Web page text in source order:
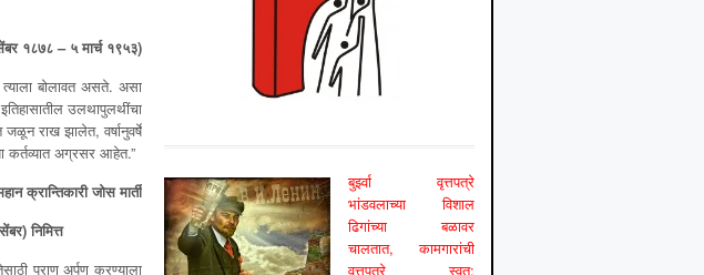
१८७८ – ५ मार्च १९५३)
बोलावत असते. असा
उलथापुलथींचा
राख झालेत, वर्षानुवर्षे
कर्तव्यात अग्रसर आहेत.”
क्रान्तिकारी जोस मार्ती
निमित्त
प्राण अर्पण करण्याला
बुर्झ्वा वृत्तपत्रे
भांडवलाच्या विशाल
ढिगांच्या बळावर
चालतात, कामगारांची
वृत्तपत्रे स्वत: